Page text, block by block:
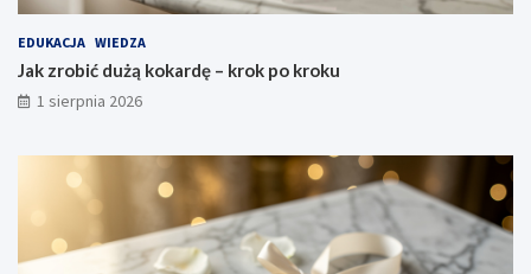
EDUKACJA WIEDZA
Jak zrobić dużą kokardę – krok po kroku
1 sierpnia 2026